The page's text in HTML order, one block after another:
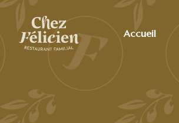
Accueil